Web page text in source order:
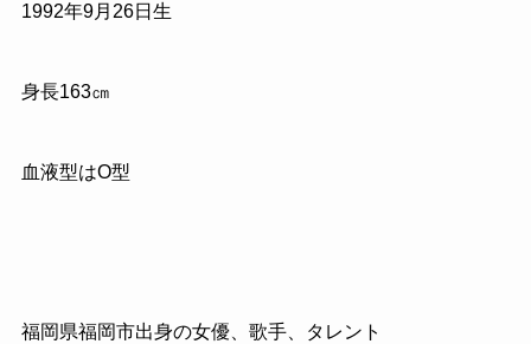
1992年9月26日生
身長163㎝
血液型はO型
福岡県福岡市出身の女優、歌手、タレント